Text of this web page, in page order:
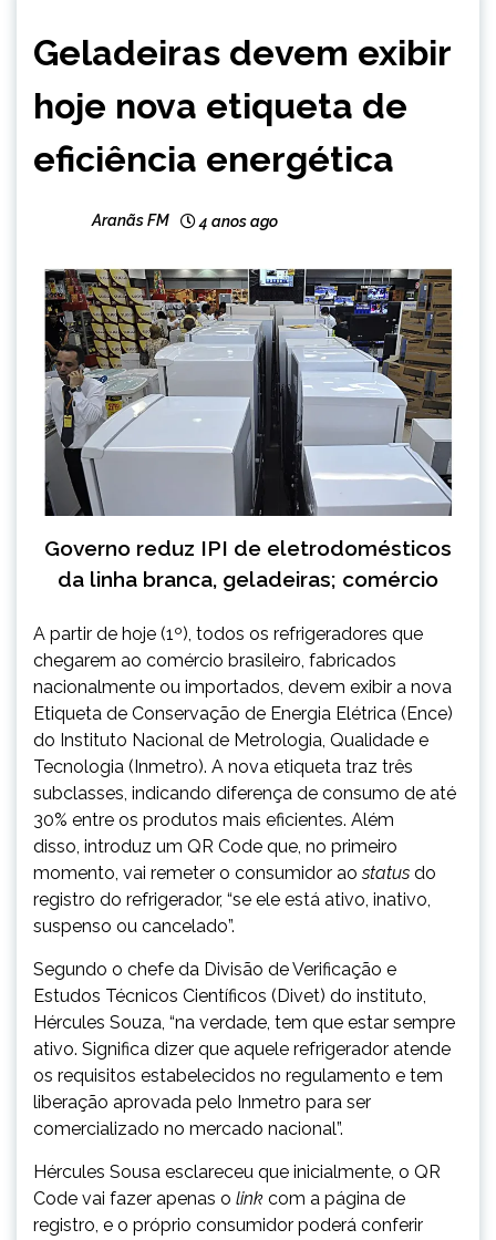
NOTÍCIAS
Geladeiras devem exibir
hoje nova etiqueta de
eficiência energética
Aranãs FM 4 anos ago
Governo reduz IPI de eletrodomésticos
da linha branca, geladeiras; comércio
A partir de hoje (1º), todos os refrigeradores que
chegarem ao comércio brasileiro, fabricados
nacionalmente ou importados, devem exibir a nova
Etiqueta de Conservação de Energia Elétrica (Ence)
do Instituto Nacional de Metrologia, Qualidade e
Tecnologia (Inmetro). A nova etiqueta traz três
subclasses, indicando diferença de consumo de até
30% entre os produtos mais eficientes. Além
disso, introduz um QR Code que, no primeiro
momento, vai remeter o consumidor aostatus do
registro do refrigerador, “se ele está ativo, inativo,
suspenso ou cancelado”.
Segundo o chefe da Divisão de Verificação e
Estudos Técnicos Científicos (Divet) do instituto,
Hércules Souza, “na verdade, tem que estar sempre
ativo. Significa dizer que aquele refrigerador atende
os requisitos estabelecidos no regulamento e tem
liberação aprovada pelo Inmetro para ser
comercializado no mercado nacional”.
Hércules Sousa esclareceu que inicialmente, o QR
Code vai fazer apenas o link com a página de
registro, e o próprio consumidor poderá conferir